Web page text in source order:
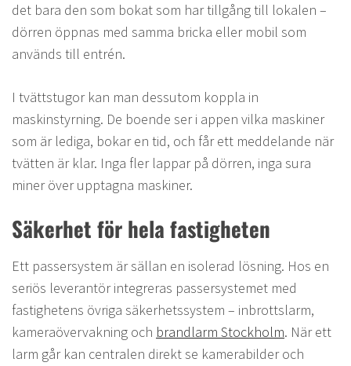
det bara den som bokat som har tillgång till lokalen –
dörren öppnas med samma bricka eller mobil som
används till entrén.
I tvättstugor kan man dessutom koppla in
maskinstyrning. De boende ser i appen vilka maskiner
som är lediga, bokar en tid, och får ett meddelande när
tvätten är klar. Inga fler lappar på dörren, inga sura
miner över upptagna maskiner.
Säkerhet för hela fastigheten
Ett passersystem är sällan en isolerad lösning. Hos en
seriös leverantör integreras passersystemet med
fastighetens övriga säkerhetssystem – inbrottslarm,
kameraövervakning och brandlarm Stockholm. När ett
larm går kan centralen direkt se kamerabilder och